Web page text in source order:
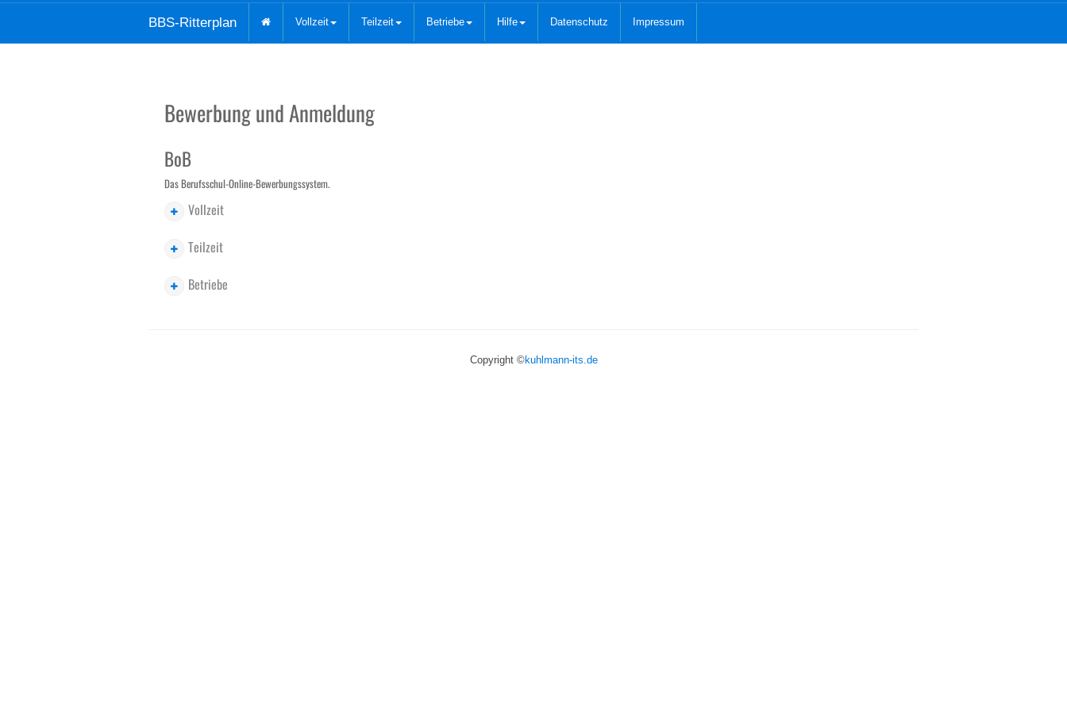
BBS-Ritterplan Vollzeit Teilzeit Betriebe Hilfe Datenschutz Impressum
Bewerbung und Anmeldung
BoB
Das Berufsschul-Online-Bewerbungssystem.
Vollzeit
Teilzeit
Betriebe
Copyright ©kuhlmann-its.de